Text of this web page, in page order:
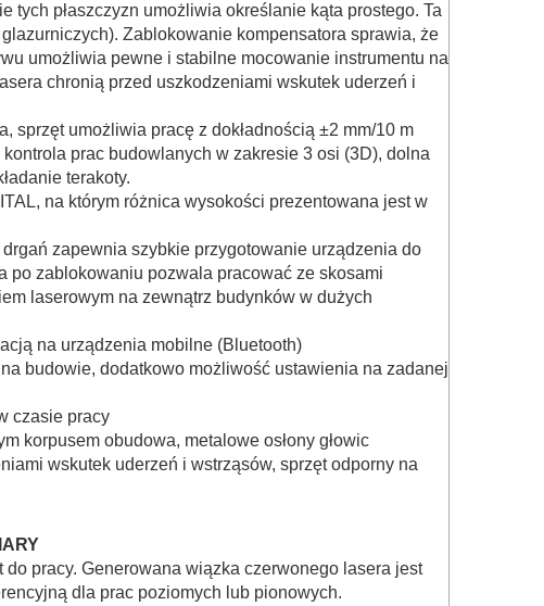
tych płaszczyzn umożliwia określanie kąta prostego. Ta
Zablokowanie kompensatora sprawia, że
umożliwia pewne i stabilne mocowanie instrumentu na
chronią przed uszkodzeniami wskutek uderzeń i
sprzęt umożliwia pracę z dokładnością ±2 mm/10 m
prac budowlanych w zakresie 3 osi (3D), dolna
terakoty.
na którym różnica wysokości prezentowana jest w
zapewnia szybkie przygotowanie urządzenia do
po zablokowaniu pozwala pracować ze skosami
laserowym na zewnątrz budynków w dużych
na urządzenia mobilne (Bluetooth)
budowie, dodatkowo możliwość ustawienia na zadanej
czasie pracy
korpusem obudowa, metalowe osłony głowic
wskutek uderzeń i wstrząsów, sprzęt odporny na
pracy. Generowana wiązka czerwonego lasera jest
dla prac poziomych lub pionowych.